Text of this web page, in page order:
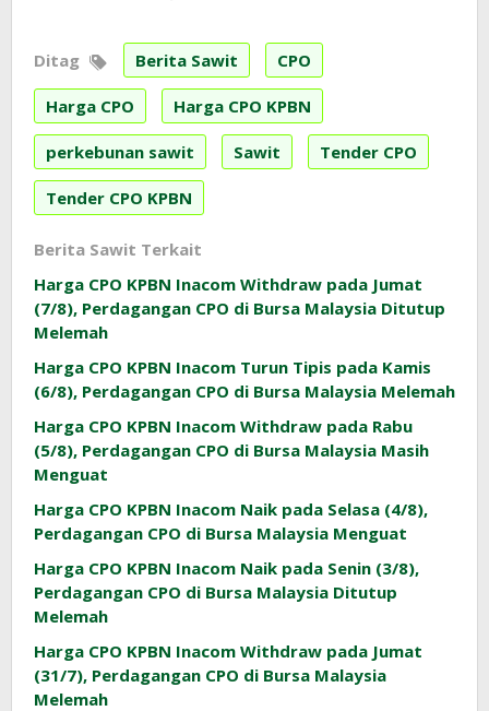
Ditag Berita Sawit CPO
Harga CPO Harga CPO KPBN
perkebunan sawit Sawit Tender CPO
Tender CPO KPBN
Berita Sawit Terkait
Harga CPO KPBN Inacom Withdraw pada Jumat
(7/8), Perdagangan CPO di Bursa Malaysia Ditutup
Melemah
Harga CPO KPBN Inacom Turun Tipis pada Kamis
(6/8), Perdagangan CPO di Bursa Malaysia Melemah
Harga CPO KPBN Inacom Withdraw pada Rabu
(5/8), Perdagangan CPO di Bursa Malaysia Masih
Menguat
Harga CPO KPBN Inacom Naik pada Selasa (4/8),
Perdagangan CPO di Bursa Malaysia Menguat
Harga CPO KPBN Inacom Naik pada Senin (3/8),
Perdagangan CPO di Bursa Malaysia Ditutup
Melemah
Harga CPO KPBN Inacom Withdraw pada Jumat
(31/7), Perdagangan CPO di Bursa Malaysia
Melemah